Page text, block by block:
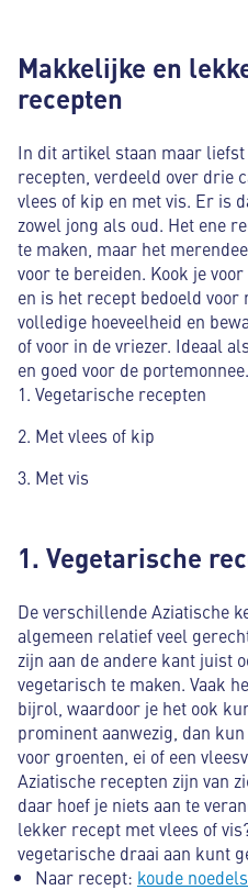
Makkelijke en
recepten
In dit artikel staan maar
recepten, verdeeld over drie
vlees of kip en met vis. Er is
zowel jong als oud. Het ene
te maken, maar het
voor te bereiden. Kook je
en is het recept bedoeld voor
volledige hoeveelheid en
of voor in de vriezer. Ideaal
en goed voor de portemonnee.
Vegetarische recepten
Met vlees of kip
Met vis
1. Vegetarische
De verschillende Aziatische
algemeen relatief veel
zijn aan de andere kant juist
vegetarisch te maken. Vaak
bijrol, waardoor je het ook
prominent aanwezig, dan
voor groenten, ei of een
Aziatische recepten zijn van
daar hoef je niets aan te
lekker recept met vlees of
vegetarische draai aan kunt
Naar recept: koude